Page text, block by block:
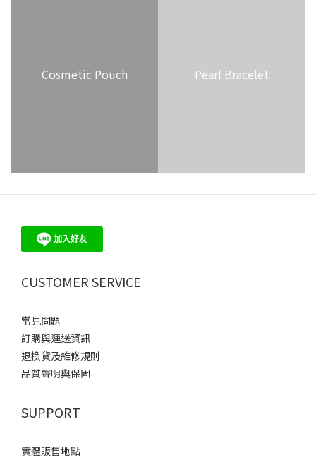
Cosmetic Pouch Pearl Bracelet
CUSTOMER SERVICE
常見問題
訂購與運送資訊
退換貨及維修規則
品質聲明與保固
SUPPORT
實體販售地點